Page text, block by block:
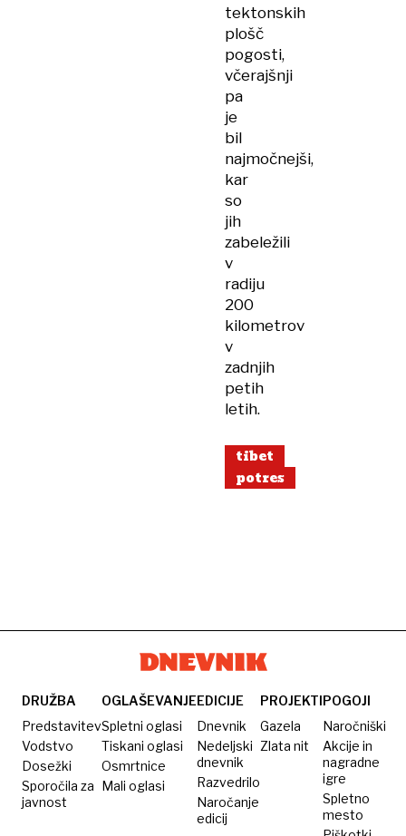
tektonskih
plošč
pogosti,
včerajšnji
pa
je
bil
najmočnejši,
kar
so
jih
zabeležili
v
radiju
200
kilometrov
v
zadnjih
petih
letih.
tibet
potres
DRUŽBA
Predstavitev
Vodstvo
Dosežki
Sporočila za
javnost
OGLAŠEVANJE
Spletni oglasi
Tiskani oglasi
Osmrtnice
Mali oglasi
EDICIJE
Dnevnik
Nedeljski
dnevnik
Razvedrilo
Naročanje
edicij
PROJEKTI
Gazela
Zlata nit
POGOJI
Naročniški
Akcije in
nagradne
igre
Spletno
mesto